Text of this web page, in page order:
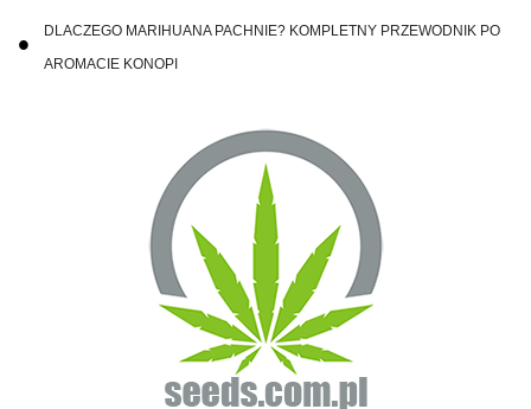
DLACZEGO MARIHUANA PACHNIE? KOMPLETNY PRZEWODNIK PO
AROMACIE KONOPI